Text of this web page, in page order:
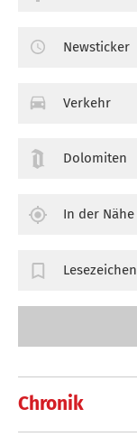
Chronik
Newsticker
Verkehr
Dolomiten
In der Nähe
Lesezeichen